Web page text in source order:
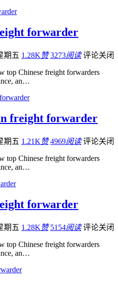
forwarder
期五 1.28K赞 3273阅读 评论关闭
top Chinese freight forwarders
an…
freight forwarder
期五 1.21K赞 4969阅读 评论关闭
top Chinese freight forwarders
an…
forwarder
期五 1.28K赞 5154阅读 评论关闭
top Chinese freight forwarders
an…